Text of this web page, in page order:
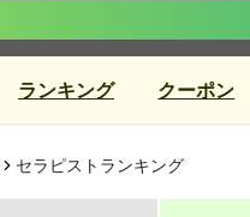
ランキング クーポン
セラピストランキング